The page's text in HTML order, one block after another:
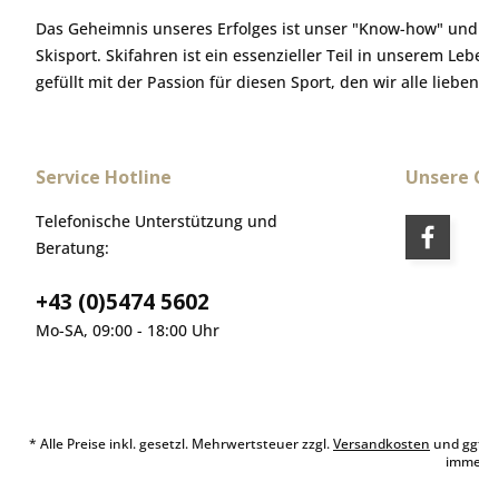
Das Geheimnis unseres Erfolges ist unser "Know-how"
Skisport. Skifahren ist ein essenzieller Teil in unserem
gefüllt mit der Passion für diesen Sport, den wir alle
Service Hotline
Telefonische Unterstützung und
Beratung:
+43 (0)5474 5602
Mo-SA, 09:00 - 18:00 Uhr
Unsere
* Alle Preise inkl. gesetzl. Mehrwertsteuer zzgl.Versandkosten und